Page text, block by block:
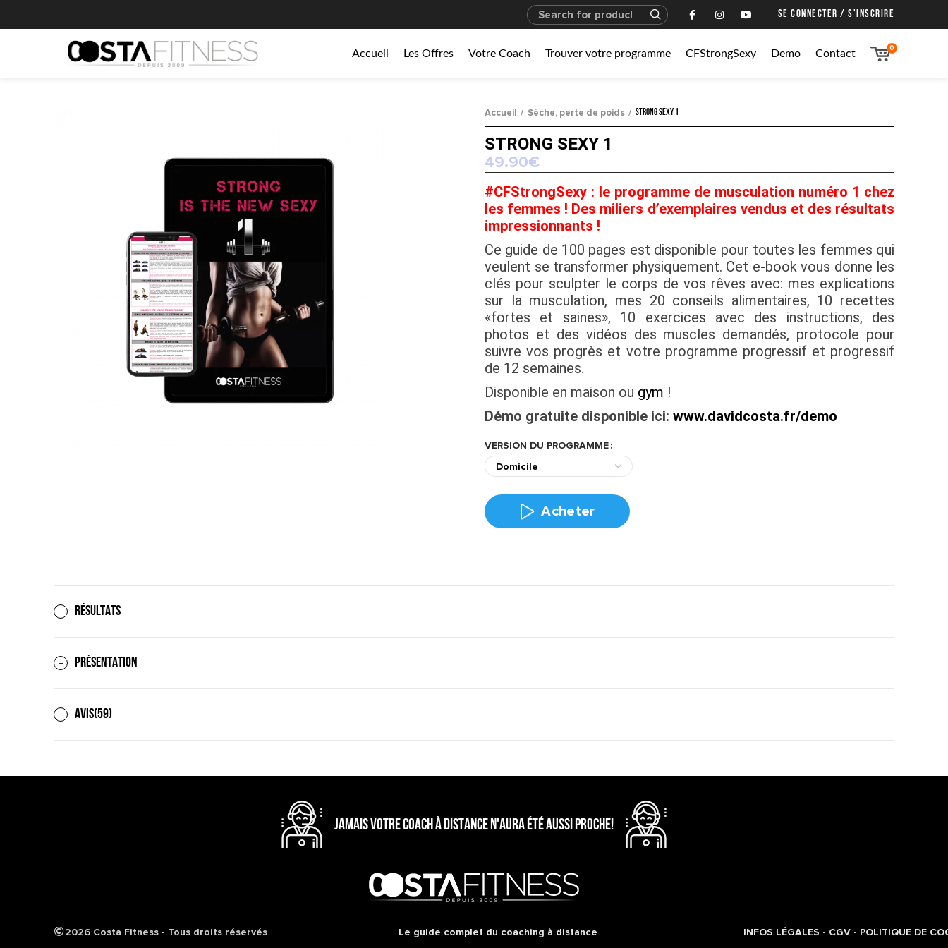
SE CONNECTER / S'INSCRIRE
Accueil Les Offres Votre Coach Trouver votre programme CFStrongSexy Demo Contact
0
Accueil Sèche, perte de poids STRONG SEXY 1
STRONG SEXY 1
49.90€
#CFStrongSexy : le programme de musculation numéro 1 chez
les femmes ! Des miliers d’exemplaires vendus et des résultats
impressionnants !
Ce guide de 100 pages est disponible pour toutes les femmes qui
veulent se transformer physiquement. Cet e-book vous donne les
clés pour sculpter le corps de vos rêves avec: mes explications
sur la musculation, mes 20 conseils alimentaires, 10 recettes
«fortes et saines», 10 exercices avec des instructions, des
photos et des vidéos des muscles demandés, protocole pour
suivre vos progrès et votre programme progressif et progressif
de 12 semaines.
Disponible en maison ou gym !
Démo gratuite disponible ici: www.davidcosta.fr/demo
VERSION DU PROGRAMME
Acheter
AVIS(59)
PRÉSENTATION
RÉSULTATS
JAMAIS VOTRE COACH À DISTANCE N'AURA ÉTÉ AUSSI PROCHE!
2026 Costa Fitness - Tous droits réservés Le guide complet du coaching à distance INFOS LÉGALES - CGV- POLITIQUE DE